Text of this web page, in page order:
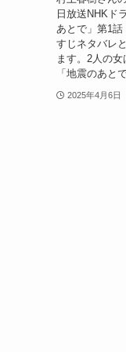
日放送NHKド
あとで」第1
すじネタバレ
ます。2人の
「地震のあと
2025年4月6日